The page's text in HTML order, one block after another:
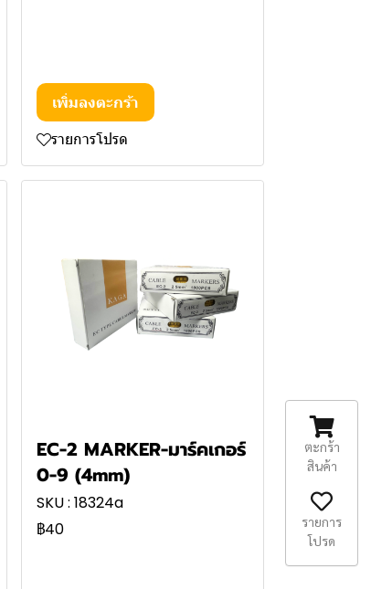
เพิ่มลงตะกร้า
รายการโปรด
EC-2 MARKER-มาร์คเกอร์
0-9 (4mm)
SKU : 18324a
฿40
ตะกร้า
สินค้า
รายการ
โปรด